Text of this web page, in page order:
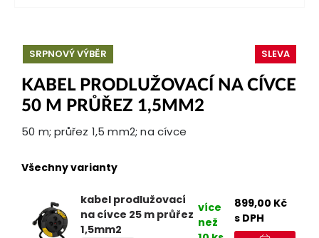
SLEVA
SRPNOVÝ VÝBĚR
KABEL PRODLUŽOVACÍ NA CÍVCE
50 M PRŮŘEZ 1,5MM2
50 m; průřez 1,5 mm2; na cívce
Všechny varianty
kabel prodlužovací
na cívce 25 m průřez
1,5mm2
více
než
899,00 Kč
s DPH